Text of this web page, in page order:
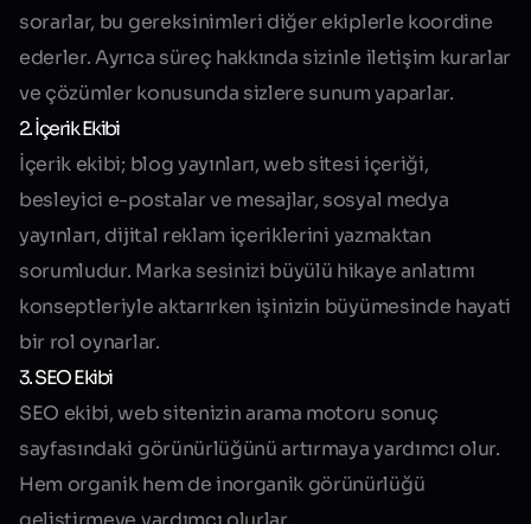
sorarlar, bu gereksinimleri diğer ekiplerle koordine
ederler. Ayrıca süreç hakkında sizinle iletişim kurarlar
ve çözümler konusunda sizlere sunum yaparlar.
2. İçerik Ekibi
İçerik ekibi; blog yayınları, web sitesi içeriği,
besleyici e-postalar ve mesajlar, sosyal medya
yayınları, dijital reklam içeriklerini yazmaktan
sorumludur. Marka sesinizi büyülü hikaye anlatımı
konseptleriyle aktarırken işinizin büyümesinde hayati
bir rol oynarlar.
3. SEO Ekibi
SEO ekibi, web sitenizin arama motoru sonuç
sayfasındaki görünürlüğünü artırmaya yardımcı olur.
Hem organik hem de inorganik görünürlüğü